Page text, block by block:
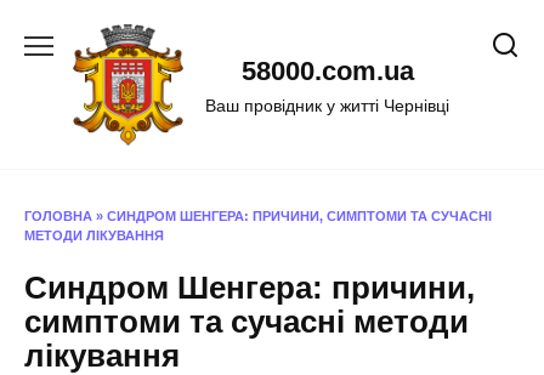
58000.com.ua
Ваш провідник у житті Чернівці
ГОЛОВНА » СИНДРОМ ШЕНГЕРА: ПРИЧИНИ, СИМПТОМИ ТА СУЧАСНІ
МЕТОДИ ЛІКУВАННЯ
Синдром Шенгера: причини,
симптоми та сучасні методи
лікування